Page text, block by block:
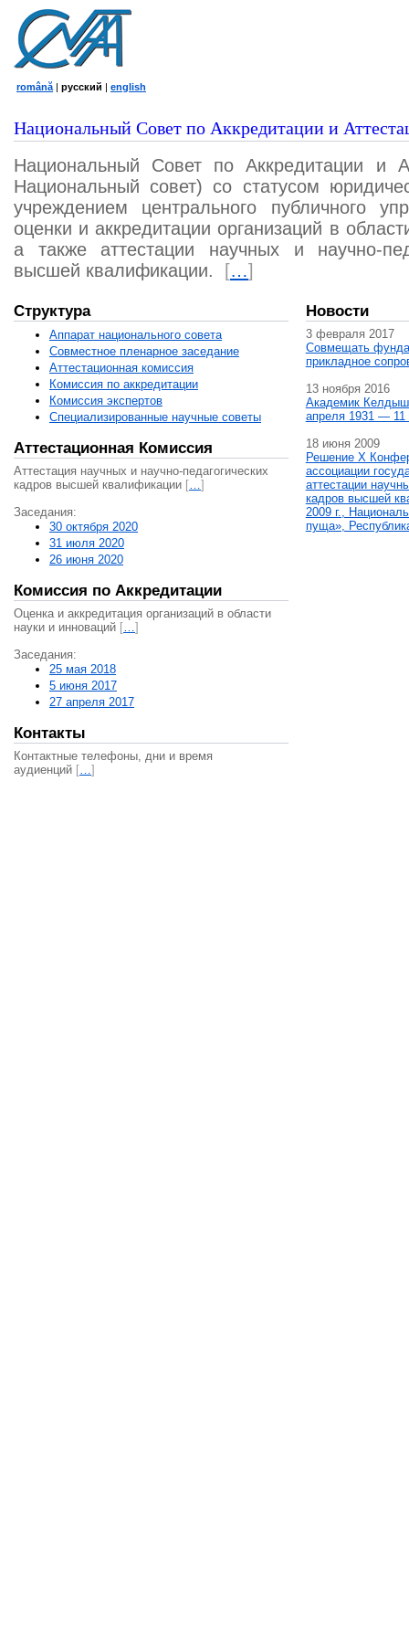
română | русский | english
Национальный Совет по Аккредитации и
Национальный Совет по Аккредитации и
Национальный совет) со статусом
учреждением центрального публичного
оценки и аккредитации организаций в
а также аттестации научных и научно-
высшей квалификации.
[…]
Структура
Аппарат национального совета
Совместное пленарное заседание
Аттестационная комисcия
Комиссия по аккредитации
Комиссия экспертов
Специализированные научные советы
Аттестационная Комиссия
Аттестация научных и научно-педагогических
кадров высшей квалификации […]
Заседания:
30 октября 2020
31 июля 2020
26 июня 2020
Комиссия по Аккредитации
Оценка и аккредитация организаций в области
науки и инноваций […]
Заседания:
25 мая 2018
5 июня 2017
27 апреля 2017
Контакты
Контактные телефоны, дни и время
аудиенций […]
Новости
3 февраля 2017
Совмещать
прикладное
13 ноября 2016
Академик
апреля 1931 — 11
18 июня 2009
Решение X
ассоциации
аттестации
кадров высшей
2009 г.,
пуща»,